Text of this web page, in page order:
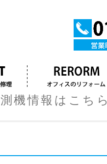
測機情報はこちら